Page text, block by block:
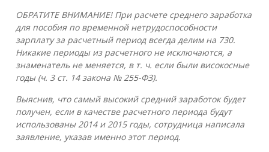
ОБРАТИТЕ ВНИМАНИЕ! При расчете среднего заработка
для пособия по временной нетрудоспособности
зарплату за расчетный период всегда делим на 730.
Никакие периоды из расчетного не исключаются, а
знаменатель не меняется, в т. ч. если были високосные
годы (ч. 3 ст. 14 закона № 255-ФЗ).
Выяснив, что самый высокий средний заработок будет
получен, если в качестве расчетного периода будут
использованы 2014 и 2015 годы, сотрудница написала
заявление, указав именно этот период.